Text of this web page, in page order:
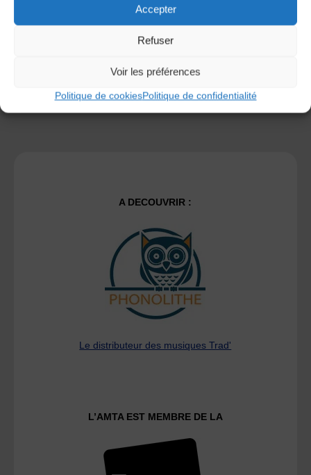
Accepter
Refuser
Voir les préférences
Politique de cookiesPolitique de confidentialité
savoir plus sur la façon dont les données de vos
A DECOUVRIR :
Le distributeur des musiques Trad'
L’AMTA EST MEMBRE DE LA